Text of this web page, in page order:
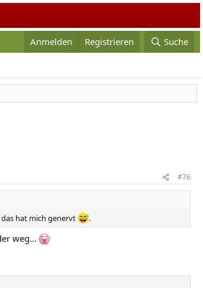
Anmelden Registrieren Suche
#76
das hat mich genervt .
weg...